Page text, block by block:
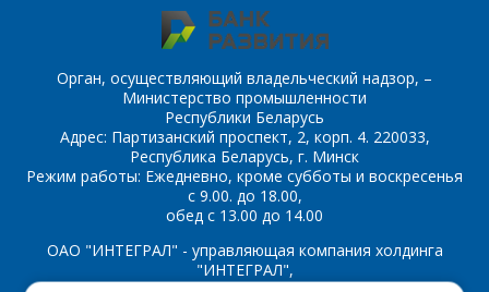
Орган, осуществляющий владельческий надзор, –
Министерство промышленности
Республики Беларусь
Адрес: Партизанский проспект, 2, корп. 4. 220033,
Республика Беларусь, г. Минск
Режим работы: Ежедневно, кроме субботы и воскресенья
с 9.00. до 18.00,
обед с 13.00 до 14.00
ОАО "ИНТЕГРАЛ" - управляющая компания холдинга
"ИНТЕГРАЛ",
Комментарий*
- обязательные
Я согласен на
обработку
персональных данных*
- обязательные
поля
ОТПРАВИТЬ